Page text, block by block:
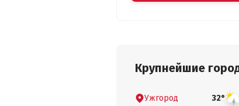
Крупнейшие
Ужгород 32°